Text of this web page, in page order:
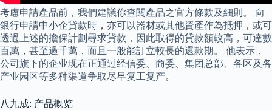
考慮申請產品前，我們建議你查閱產品之官方條款及細則。 向
銀行申請中小企貸款時，亦可以器材或其他資產作為抵押，或可
透過上述的擔保計劃尋求貸款，因此取得的貸款額較高，可達數
百萬，甚至過千萬，而且一般能訂立較長的還款期。 他表示，
公司旗下的企业现在正通过经信委、商委、集团总部、各区及各
产业园区等多种渠道争取尽早复工复产。
八九成: 产品概览